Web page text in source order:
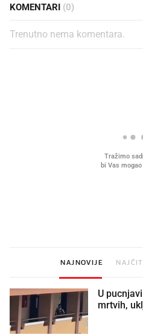
KOMENTARI (0)
Trenutno nema komentara.
NAJNOVIJE
U
mrtvih,